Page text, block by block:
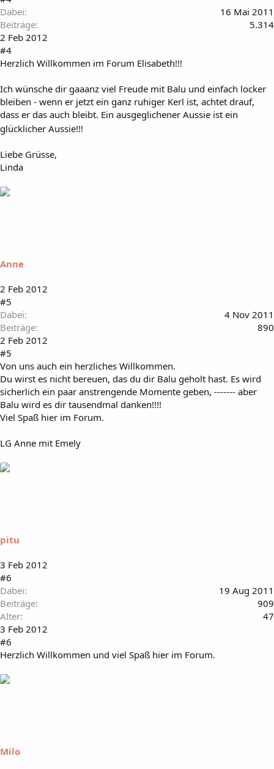
Dabei
16 Mai 2011
Beiträge
5.314
2 Feb 2012
#4
Herzlich Willkommen im Forum Elisabeth!!!
Ich wünsche dir gaaanz viel Freude mit Balu und einfach locker
bleiben - wenn er jetzt ein ganz ruhiger Kerl ist, achtet drauf,
dass er das auch bleibt. Ein ausgeglichener Aussie ist ein
glücklicher Aussie!!!
Liebe Grüsse,
Linda
Anne
2 Feb 2012
#5
Dabei
4 Nov 2011
Beiträge
890
2 Feb 2012
#5
Von uns auch ein herzliches Willkommen.
Du wirst es nicht bereuen, das du dir Balu geholt hast. Es wird
sicherlich ein paar anstrengende Momente geben, ------- aber
Balu wird es dir tausendmal danken!!!!
Viel Spaß hier im Forum.
LG Anne mit Emely
pitu
3 Feb 2012
#6
Dabei
19 Aug 2011
Beiträge
909
Alter
47
3 Feb 2012
#6
Herzlich Willkommen und viel Spaß hier im Forum.
Milo